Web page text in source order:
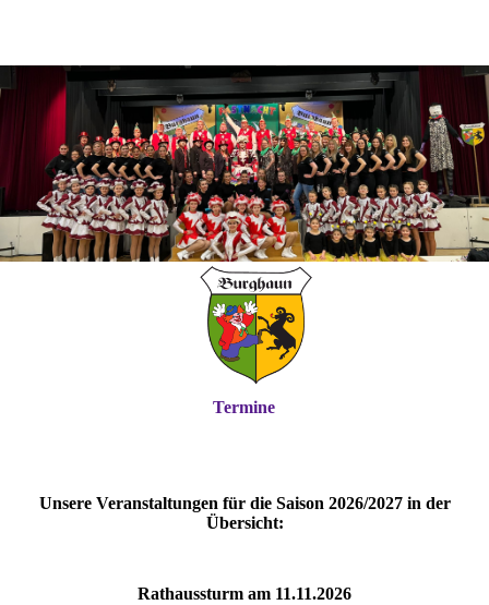
Termine
Unsere Veranstaltungen für die Saison 2026/2027 in der
Übersicht:
Rathaussturm am 11.11.2026